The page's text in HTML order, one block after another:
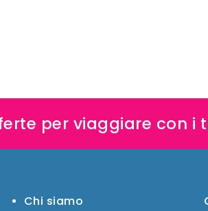
per viaggiare con i
Chi siamo